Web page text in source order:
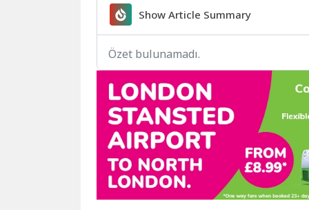
Show Article Summary
Özet bulunamadı.